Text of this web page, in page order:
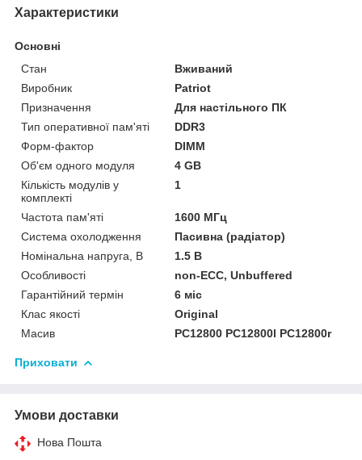
Характеристики
Основні
Стан
Вживаний
Виробник
Patriot
Призначення
Для настільного ПК
Тип оперативної пам'яті
DDR3
Форм-фактор
DIMM
Об'єм одного модуля
4 GB
Кількість модулів у
комплекті
1
Частота пам'яті
1600 МГц
Система охолодження
Пасивна (радіатор)
Номінальна напруга, В
1.5 В
Особливості
non-ECC, Unbuffered
Гарантійний термін
6 міс
Клас якості
Original
Масив
PC12800 PC12800l PC12800r
Приховати
Умови доставки
Нова Пошта